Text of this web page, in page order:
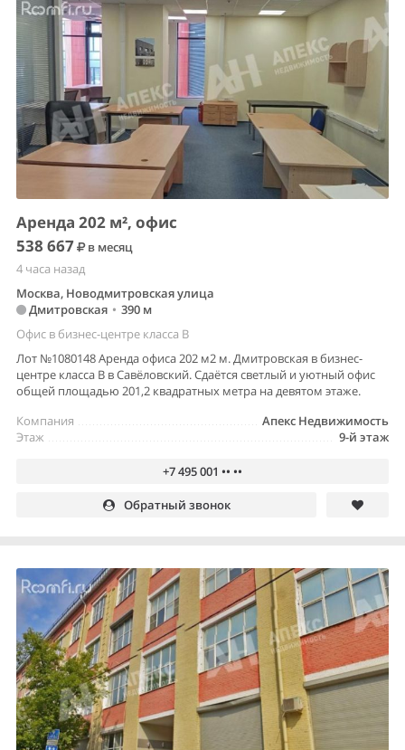
Аренда 202 м², офис
538 667
в месяц
4 часа назад
Москва, Новодмитровская улица
Дмитровская • 390 м
Офис в бизнес-центре класса B
Лот №1080148 Аренда офиса 202 м2 м. Дмитровская в бизнес-
центре класса В в Савёловский. Сдаётся светлый и уютный офис
общей площадью 201,2 квадратных метра на девятом этаже.
Апекс Недвижимость
Компания
9-й этаж
Этаж
+7 495 001 •• ••
Обратный звонок